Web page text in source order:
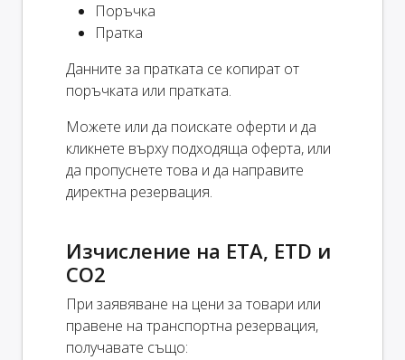
Поръчка
Пратка
Данните за пратката се копират от
поръчката или пратката.
Можете или да поискате оферти и да
кликнете върху подходяща оферта, или
да пропуснете това и да направите
директна резервация.
Изчисление на ETA, ETD и
CO2
При заявяване на цени за товари или
правене на транспортна резервация,
получавате също: